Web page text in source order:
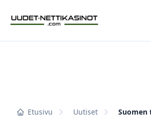
Etusivu Uutiset